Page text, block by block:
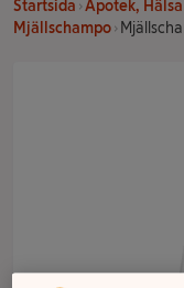
Startsida Apotek,
Mjällschampo